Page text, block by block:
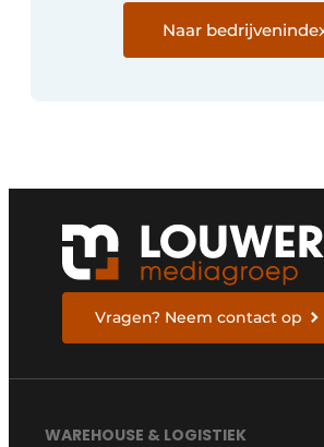
Naar
Vragen? Neem contact op
WAREHOUSE & LOGISTIEK